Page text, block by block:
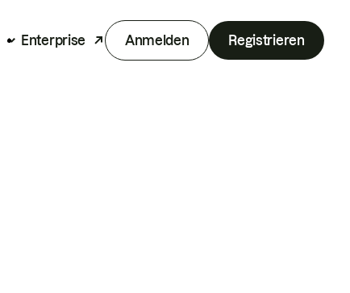
Enterprise Anmelden Registrieren